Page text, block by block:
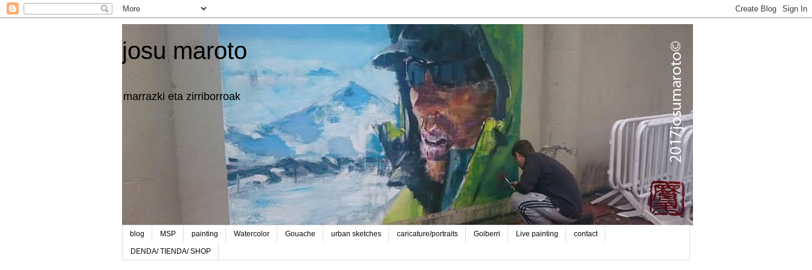
josu maroto
marrazki eta zirriborroak
blog MSP painting Watercolor Gouache urban sketches caricature/portraits Goiberri Live painting contact
DENDA/ TIENDA/ SHOP